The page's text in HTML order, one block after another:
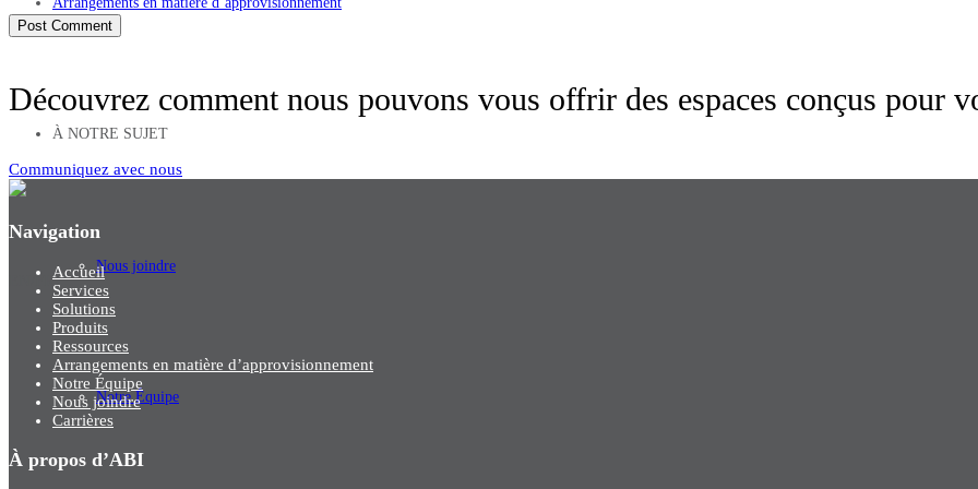
À NOTRE SUJET
Nous joindre
Notre Équipe
FR
Découvrez comment nous pouvons vous offrir des espaces conçus pour
Communiquez avec nous
Navigation
Accueil
Services
Solutions
Produits
Ressources
Arrangements en matière d’approvisionnement
Notre Équipe
Nous joindre
Carrières
À propos d’ABI